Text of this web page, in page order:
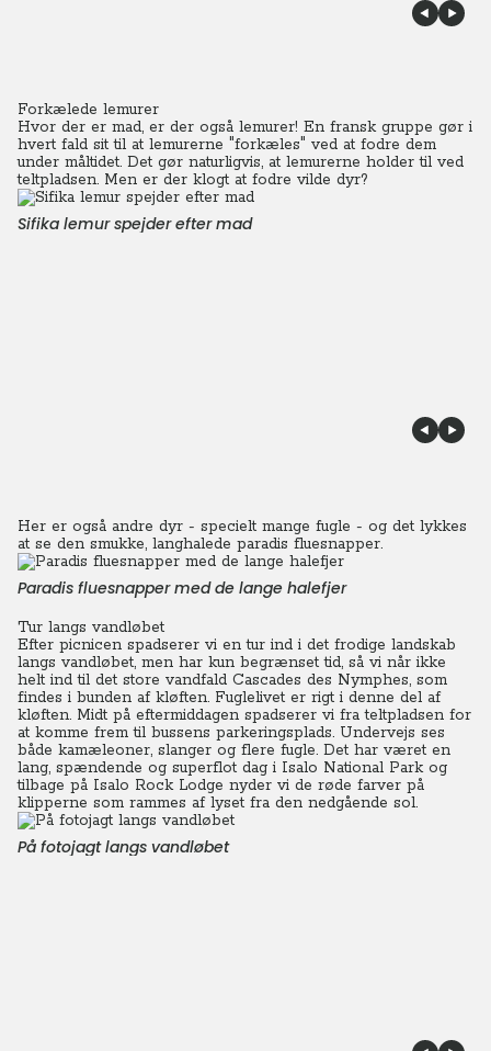
Forkælede lemurer
Hvor der er mad, er der også lemurer! En fransk gruppe gør i
hvert fald sit til at lemurerne "forkæles" ved at fodre dem
under måltidet. Det gør naturligvis, at lemurerne holder til ved
teltpladsen. Men er der klogt at fodre vilde dyr?
Sifika lemur spejder efter mad
Her er også andre dyr - specielt mange fugle - og det lykkes
at se den smukke, langhalede paradis fluesnapper.
Paradis fluesnapper med de lange halefjer
Tur langs vandløbet
Efter picnicen spadserer vi en tur ind i det frodige landskab
langs vandløbet, men har kun begrænset tid, så vi når ikke
helt ind til det store vandfald Cascades des Nymphes, som
findes i bunden af kløften. Fuglelivet er rigt i denne del af
kløften. Midt på eftermiddagen spadserer vi fra teltpladsen for
at komme frem til bussens parkeringsplads. Undervejs ses
både kamæleoner, slanger og flere fugle. Det har været en
lang, spændende og superflot dag i Isalo National Park og
tilbage på Isalo Rock Lodge nyder vi de røde farver på
klipperne som rammes af lyset fra den nedgående sol.
På fotojagt langs vandløbet